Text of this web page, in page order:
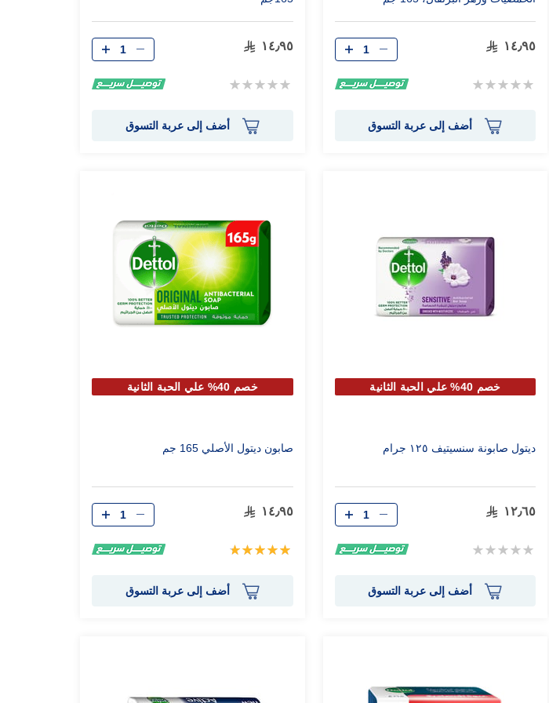
١٤٫٩٥
Rating:
الكمية
أضف إلى عربة التسوق
١٤٫٩٥
Rating:
الكمية
أضف إلى عربة التسوق
خصم 40% علي الحبة الثانية
ديتول صابونة سنسيتيف ١٢٥ جرام
١٢٫٦٥
Rating:
الكمية
أضف إلى عربة التسوق
خصم 40% علي الحبة الثانية
صابون ديتول الأصلي 165 جم
١٤٫٩٥
تقييم:
الكمية
أضف إلى عربة التسوق